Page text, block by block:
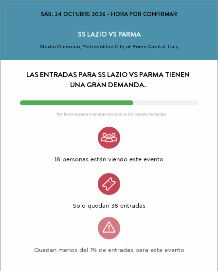
SÁB. 24 OCTUBRE 2026 - HORA POR CONFIRMAR
SS LAZIO VS PARMA
Stadio Olimpico, Metropolitan City of Rome Capital, Italy
LAS ENTRADAS PARA SS LAZIO VS PARMA TIENEN
UNA GRAN DEMANDA.
Por favor espere mientras revisamos los tickets restantes
18 personas están viendo este evento
Solo quedan 36 entradas
Quedan menos del 1% de entradas para este evento